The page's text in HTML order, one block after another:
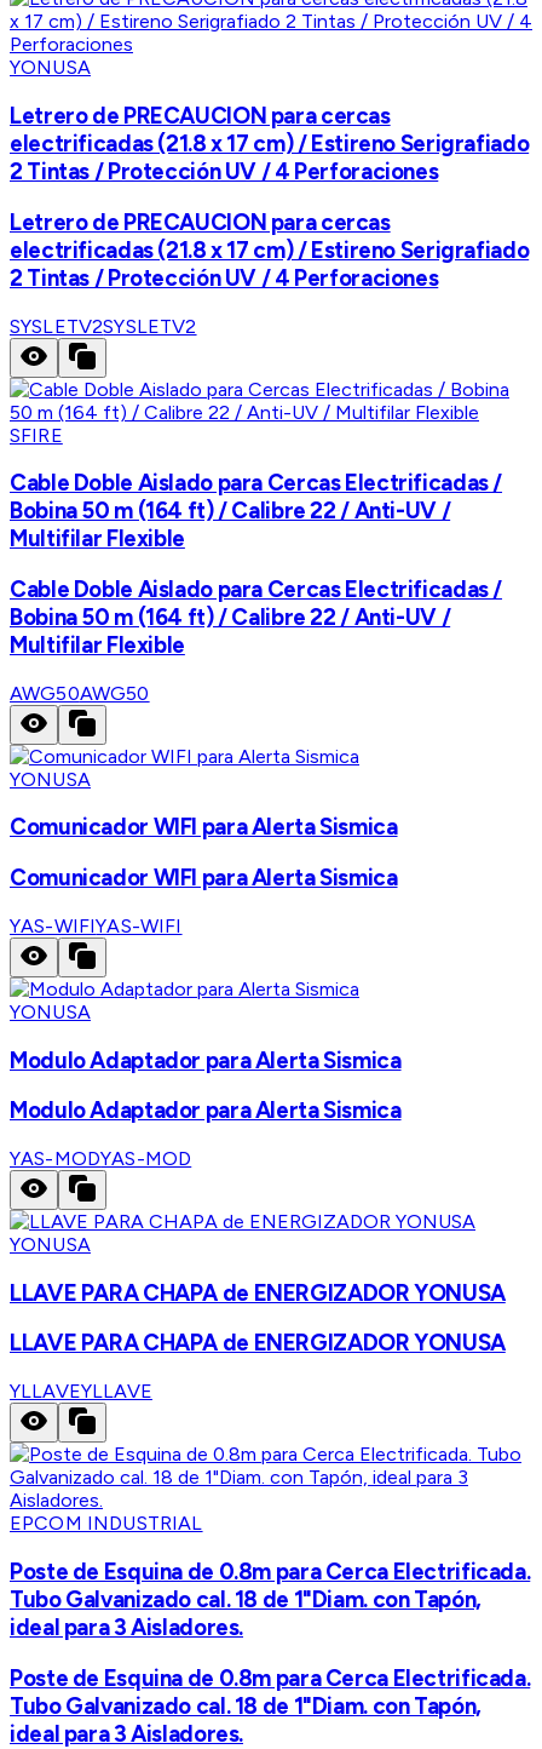
YONUSA
Letrero de PRECAUCION para cercas
electrificadas (21.8 x 17 cm) / Estireno Serigrafiado
2 Tintas / Protección UV / 4 Perforaciones
Letrero de PRECAUCION para cercas
electrificadas (21.8 x 17 cm) / Estireno Serigrafiado
2 Tintas / Protección UV / 4 Perforaciones
SYSLETV2SYSLETV2
SFIRE
Cable Doble Aislado para Cercas Electrificadas /
Bobina 50 m (164 ft) / Calibre 22 / Anti-UV /
Multifilar Flexible
Cable Doble Aislado para Cercas Electrificadas /
Bobina 50 m (164 ft) / Calibre 22 / Anti-UV /
Multifilar Flexible
AWG50AWG50
YONUSA
Comunicador WIFI para Alerta Sismica
Comunicador WIFI para Alerta Sismica
YAS-WIFIYAS-WIFI
YONUSA
Modulo Adaptador para Alerta Sismica
Modulo Adaptador para Alerta Sismica
YAS-MODYAS-MOD
YONUSA
LLAVE PARA CHAPA de ENERGIZADOR YONUSA
LLAVE PARA CHAPA de ENERGIZADOR YONUSA
YLLAVEYLLAVE
EPCOM INDUSTRIAL
Poste de Esquina de 0.8m para Cerca Electrificada.
Tubo Galvanizado cal. 18 de 1"Diam. con Tapón,
ideal para 3 Aisladores.
Poste de Esquina de 0.8m para Cerca Electrificada.
Tubo Galvanizado cal. 18 de 1"Diam. con Tapón,
ideal para 3 Aisladores.